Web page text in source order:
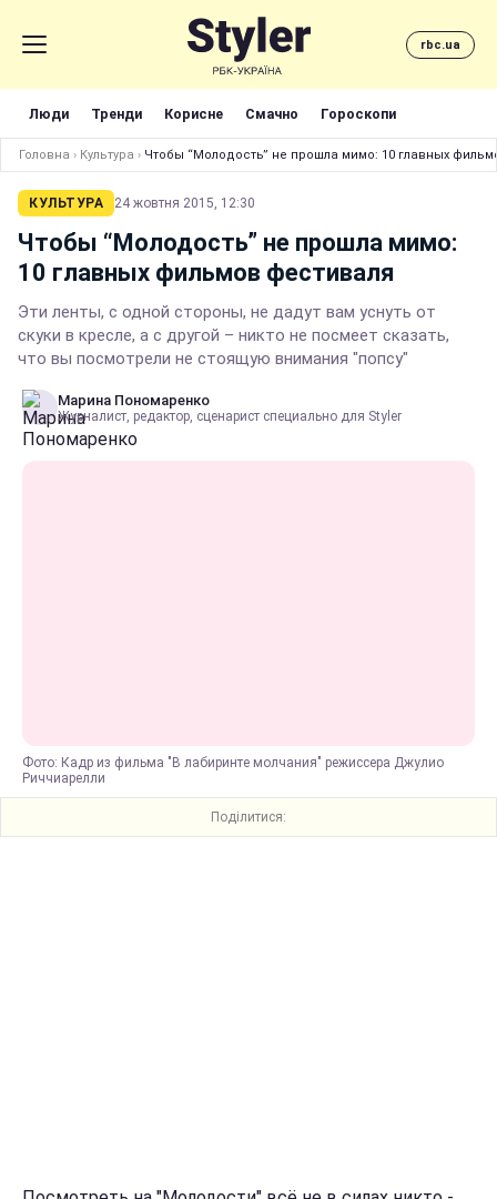
rbc.ua
Люди Тренди Корисне Смачно Гороскопи
Головна › Культура › Чтобы “Молодость” не прошла мимо: 10 главных
КУЛЬТУРА 24 жовтня 2015, 12:30
Чтобы “Молодость” не прошла мимо:
10 главных фильмов фестиваля
Эти ленты, с одной стороны, не дадут вам уснуть от
скуки в кресле, а с другой – никто не посмеет сказать,
что вы посмотрели не стоящую внимания "попсу"
Марина Пономаренко
Журналист, редактор, сценарист специально для Styler
Фото: Кадр из фильма "В лабиринте молчания" режиссера Джулио
Риччиарелли
Поділитися: